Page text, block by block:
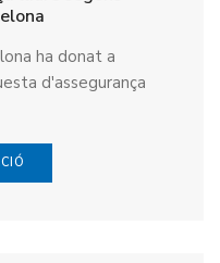
ha donat a
d'assegurança